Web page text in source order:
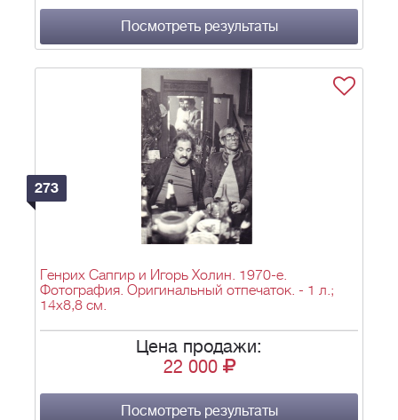
Посмотреть результаты
273
Генрих Сапгир и Игорь Холин. 1970-е.
Фотография. Оригинальный отпечаток. - 1 л.;
14х8,8 см.
Цена продажи:
22 000
Посмотреть результаты